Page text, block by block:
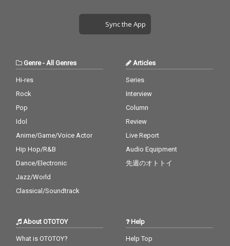
Sync the App
Genre-All Genres
Hi-res
Rock
Pop
Idol
Anime/Game/Voice Actor
Hip Hop/R&B
Dance/Electronic
Jazz/World
Classical/Soundtrack
Articles
Series
Interview
Column
Review
Live Report
Audio Equipment
先週のオトトイ
About OTOTOY
What is OTOTOY?
Help
Help Top